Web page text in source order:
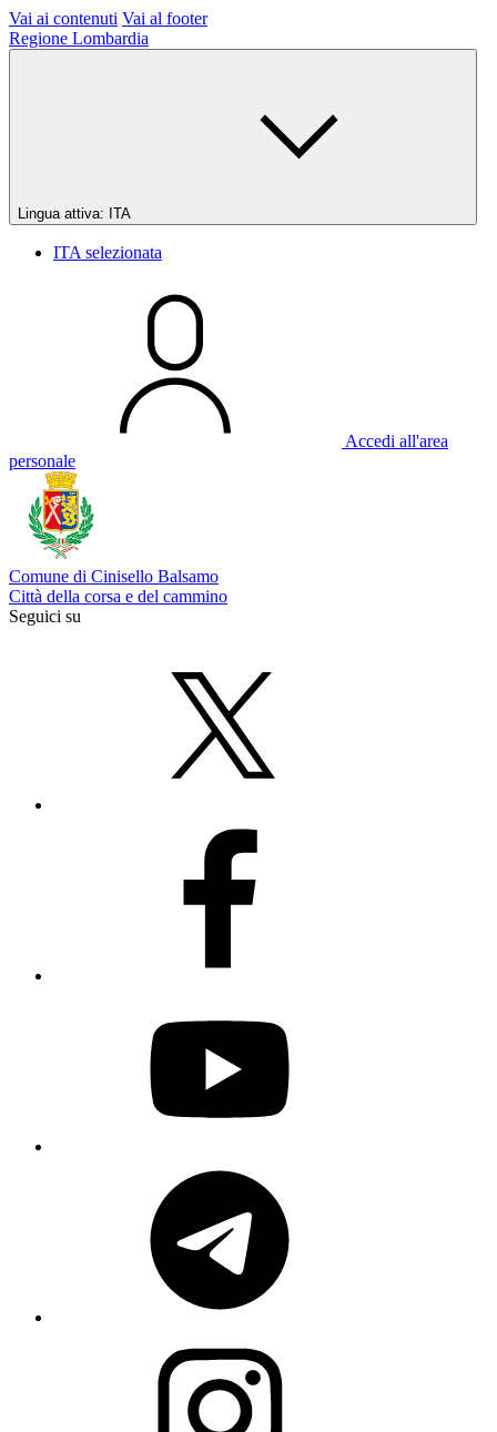
Vai ai contenuti Vai al footer
Regione Lombardia
Lingua attiva: ITA
ITA selezionata
Accedi all'area
personale
Comune di Cinisello Balsamo
Città della corsa e del cammino
Seguici su